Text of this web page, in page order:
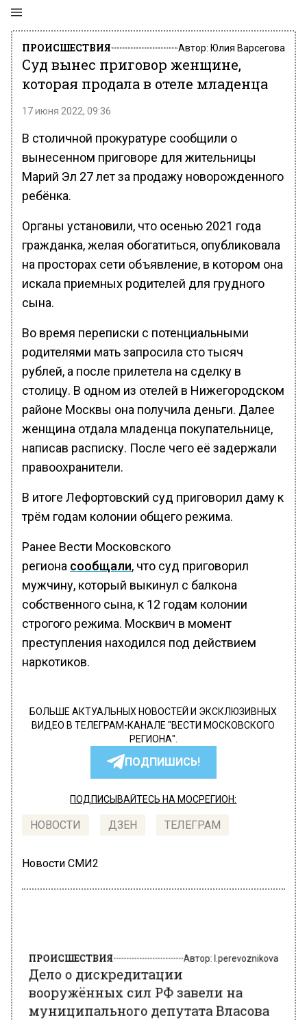
ПРОИСШЕСТВИЯ Автор: Юлия Варсегова
Суд вынес приговор женщине,
которая продала в отеле младенца
17 июня 2022, 09:36
В столичной прокуратуре сообщили о
вынесенном приговоре для жительницы
Марий Эл 27 лет за продажу новорожденного
ребёнка.
Органы установили, что осенью 2021 года
гражданка, желая обогатиться, опубликовала
на просторах сети объявление, в котором она
искала приемных родителей для грудного
сына.
Во время переписки с потенциальными
родителями мать запросила сто тысяч
рублей, а после прилетела на сделку в
столицу. В одном из отелей в Нижегородском
районе Москвы она получила деньги. Далее
женщина отдала младенца покупательнице,
написав расписку. После чего её задержали
правоохранители.
В итоге Лефортовский суд приговорил даму к
трём годам колонии общего режима.
Ранее Вести Московского
региона сообщали, что суд приговорил
мужчину, который выкинул с балкона
собственного сына, к 12 годам колонии
строгого режима. Москвич в момент
преступления находился под действием
наркотиков.
БОЛЬШЕ АКТУАЛЬНЫХ НОВОСТЕЙ И ЭКСКЛЮЗИВНЫХ
ВИДЕО В ТЕЛЕГРАМ-КАНАЛЕ "ВЕСТИ МОСКОВСКОГО
РЕГИОНА".
ПОДПИШИСЬ!
ПОДПИСЫВАЙТЕСЬ НА МОСРЕГИОН:
НОВОСТИ ДЗЕН ТЕЛЕГРАМ
Новости СМИ2
Дело о дискредитации
вооружённых сил РФ завели на
муниципального депутата Власова
из Печатников